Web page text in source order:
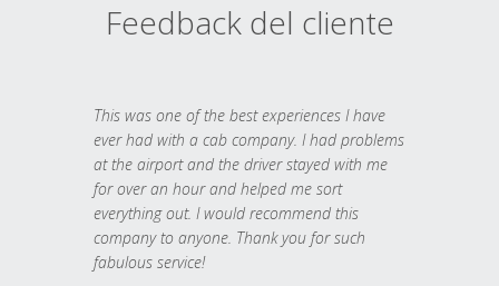
Feedback del cliente
This was one of the best experiences I have
ever had with a cab company. I had problems
at the airport and the driver stayed with me
for over an hour and helped me sort
everything out. I would recommend this
company to anyone. Thank you for such
fabulous service!